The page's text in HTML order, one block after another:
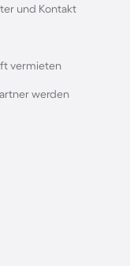
und Kontakt
vermieten
werden